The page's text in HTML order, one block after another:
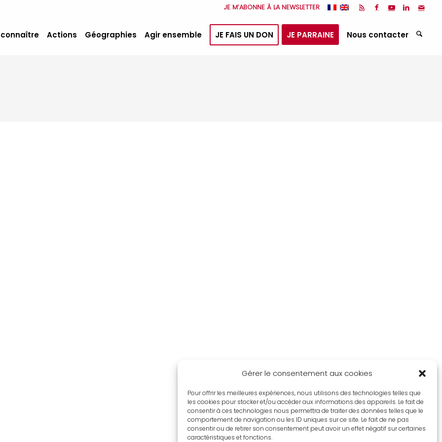
Gérer le consentement aux cookies
Pour offrir les meilleures expériences, nous utilisons des technologies telles que
les cookies pour stocker et/ou accéder aux informations des appareils. Le fait de
consentir à ces technologies nous permettra de traiter des données telles que le
comportement de navigation ou les ID uniques sur ce site. Le fait de ne pas
consentir ou de retirer son consentement peut avoir un effet négatif sur certaines
caractéristiques et fonctions.
JE M’ABONNE À LA NEWSLETTER
connaître Actions Géographies Agir ensemble JE FAIS UN DON JE PARRAINE Nous contacter